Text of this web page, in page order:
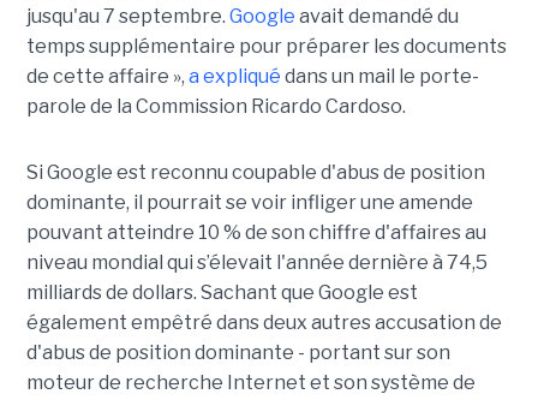
jusqu'au 7 septembre. Google avait demandé du
temps supplémentaire pour préparer les documents
de cette affaire », a expliqué dans un mail le porte-
parole de la Commission Ricardo Cardoso.
Si Google est reconnu coupable d'abus de position
dominante, il pourrait se voir infliger une amende
pouvant atteindre 10 % de son chiffre d'affaires au
niveau mondial qui s’élevait l'année dernière à 74,5
milliards de dollars. Sachant que Google est
également empêtré dans deux autres accusation de
d'abus de position dominante - portant sur son
moteur de recherche Internet et son système de